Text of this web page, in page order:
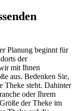
Planung beginnt für
der
mit Ihnen
aus. Bedenken Sie,
Theke steht. Dahinter
oder Ihrem
der Theke im